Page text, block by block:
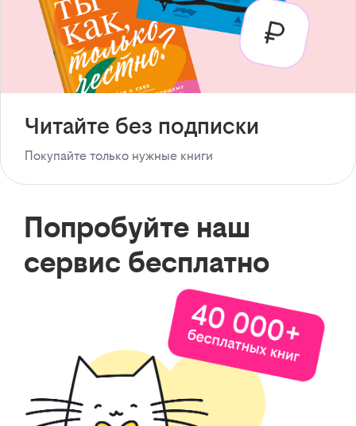
Читайте без подписки
Покупайте только нужные книги
Попробуйте наш
сервис бесплатно